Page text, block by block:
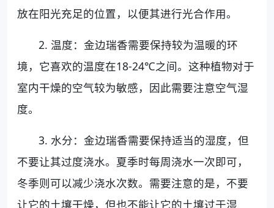
放在阳光充足的位置，以便其进行光合作用。
2. 温度：金边瑞香需要保持较为温暖的环
境，它喜欢的温度在18-24℃之间。这种植物对于
室内干燥的空气较为敏感，因此需要注意空气湿
度。
3. 水分：金边瑞香需要保持适当的湿度，但
不要让其过度浇水。夏季时每周浇水一次即可，
冬季则可以减少浇水次数。需要注意的是，不要
让它的土壤干燥，但也不能让它的土壤过于湿